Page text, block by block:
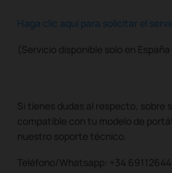
Haga clic aquí para solicitar el
(Servicio disponible solo en
Si tienes dudas al respecto, sobre
compatible con tu modelo de
nuestro soporte técnico.
Teléfono/Whatsapp: +34